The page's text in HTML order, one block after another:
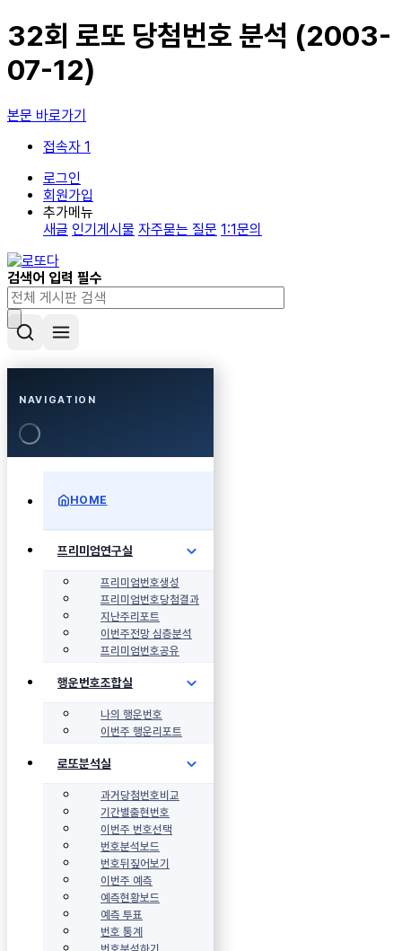
32회 로또 당첨번호 분석 (2003-
07-12)
본문 바로가기
접속자 1
로그인
회원가입
추가메뉴
새글 인기게시물 자주묻는 질문 1:1문의
검색어 입력 필수
NAVIGATION
HOME
프리미엄연구실
프리미엄번호생성
프리미엄번호당첨결과
지난주리포트
이번주전망 심층분석
프리미엄번호공유
행운번호조합실
나의 행운번호
이번주 행운리포트
로또분석실
과거당첨번호비교
기간별출현번호
이번주 번호선택
번호분석보드
번호뒤짚어보기
이번주 예측
예측현황보드
예측 투표
번호 통계